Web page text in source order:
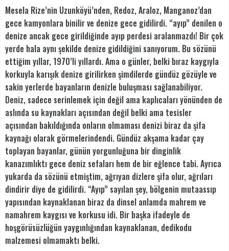
Mesela Rize’nin Uzunköyü’nden, Redoz, Araloz, Manganoz’dan
gece kamyonlara binilir ve denize gece gidilirdi. “ayıp” denilen o
denize ancak gece girildiğinde ayıp perdesi aralanmazdı! Bir çok
yerde hala aynı şekilde denize gidildiğini sanıyorum. Bu sözünü
ettiğim yıllar, 1970’li yıllardı. Ama o günler, belki bıraz kaygıyla
korkuyla karışık denize girilirken şimdilerde gündüz gözüyle ve
sakin yerlerde bayanların denizle buluşması sağlanabiliyor.
Deniz, sadece serinlemek için değil ama kaplıcaları yönünden de
aslında su kaynakları açısından değil belki ama tesisler
açısından bakıldığında onların olmaması denizi biraz da şifa
kaynağı olarak görmelerindendi. Gündüz akşama kadar çay
toplayan bayanlar, günün yorgunluğuna bir dinginlik
kanazımlıktı gece deniz sefaları hem de bir eğlence tabi. Ayrıca
yukarda da sözünü etmiştim, ağrıyan dizlere şifa olur, ağrıları
dindirir diye de gidilirdi. “Ayıp” sayılan şey, bölgenin mutaassıp
yapısından kaynaklanan biraz da dinsel anlamda mahrem ve
namahrem kaygısı ve korkusu idi. Bir başka ifadeyle de
hoşgörüsüzlüğün yaygınlığından kaynaklanan, dedikodu
malzemesi olmamaktı belki.